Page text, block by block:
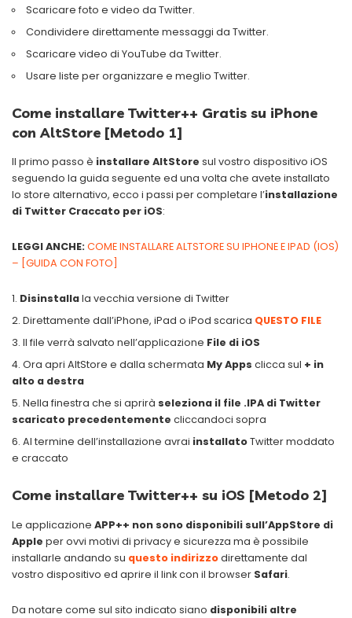
Scaricare foto e video da Twitter.
Condividere direttamente messaggi da Twitter.
Scaricare video di YouTube da Twitter.
Usare liste per organizzare e meglio Twitter.
Come installare Twitter++ Gratis su iPhone
con AltStore [Metodo 1]
Il primo passo è installare AltStore sul vostro dispositivo iOS
seguendo la guida seguente ed una volta che avete installato
lo store alternativo, ecco i passi per completare l’installazione
di Twitter Craccato per iOS:
LEGGI ANCHE: COME INSTALLARE ALTSTORE SU IPHONE E IPAD (IOS)
– [GUIDA CON FOTO]
Disinstallala vecchia versione di Twitter
Direttamente dall’iPhone, iPad o iPod scarica QUESTO FILE
Il file verrà salvato nell’applicazione File di iOS
Ora apri AltStore e dalla schermata My Apps clicca sul + in
alto a destra
Nella finestra che si aprirà seleziona il file .IPA di Twitter
scaricato precedentemente cliccandoci sopra
Al termine dell’installazione avrai installatoTwitter moddato
e craccato
Come installare Twitter++ su iOS [Metodo 2]
Le applicazione APP++ non sono disponibili sull’AppStore di
Apple per ovvi motivi di privacy e sicurezza ma è possibile
installarle andando su questo indirizzodirettamente dal
vostro dispositivo ed aprire il link con il browser Safari.
Da notare come sul sito indicato siano disponibili altre